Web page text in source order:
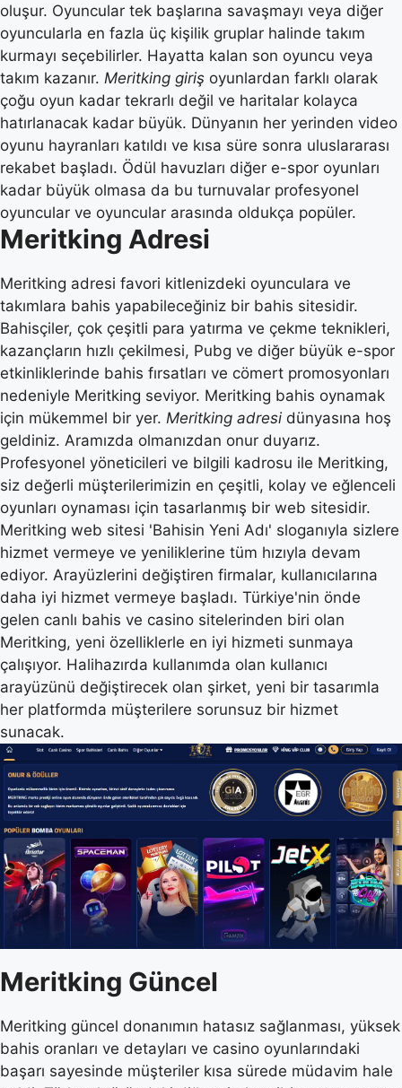
oluşur. Oyuncular tek başlarına savaşmayı veya diğer
oyuncularla en fazla üç kişilik gruplar halinde takım
kurmayı seçebilirler. Hayatta kalan son oyuncu veya
takım kazanır. Meritking giriş oyunlardan farklı olarak
çoğu oyun kadar tekrarlı değil ve haritalar kolayca
hatırlanacak kadar büyük. Dünyanın her yerinden video
oyunu hayranları katıldı ve kısa süre sonra uluslararası
rekabet başladı. Ödül havuzları diğer e-spor oyunları
kadar büyük olmasa da bu turnuvalar profesyonel
oyuncular ve oyuncular arasında oldukça popüler.
Meritking Adresi
Meritking adresi favori kitlenizdeki oyunculara ve
takımlara bahis yapabileceğiniz bir bahis sitesidir.
Bahisçiler, çok çeşitli para yatırma ve çekme teknikleri,
kazançların hızlı çekilmesi, Pubg ve diğer büyük e-spor
etkinliklerinde bahis fırsatları ve cömert promosyonları
nedeniyle Meritking seviyor. Meritking bahis oynamak
için mükemmel bir yer. Meritking adresi dünyasına hoş
geldiniz. Aramızda olmanızdan onur duyarız.
Profesyonel yöneticileri ve bilgili kadrosu ile Meritking,
siz değerli müşterilerimizin en çeşitli, kolay ve eğlenceli
oyunları oynaması için tasarlanmış bir web sitesidir.
Meritking web sitesi 'Bahisin Yeni Adı' sloganıyla sizlere
hizmet vermeye ve yeniliklerine tüm hızıyla devam
ediyor. Arayüzlerini değiştiren firmalar, kullanıcılarına
daha iyi hizmet vermeye başladı. Türkiye'nin önde
gelen canlı bahis ve casino sitelerinden biri olan
Meritking, yeni özelliklerle en iyi hizmeti sunmaya
çalışıyor. Halihazırda kullanımda olan kullanıcı
arayüzünü değiştirecek olan şirket, yeni bir tasarımla
her platformda müşterilere sorunsuz bir hizmet
sunacak.
Meritking Güncel
Meritking güncel donanımın hatasız sağlanması, yüksek
bahis oranları ve detayları ve casino oyunlarındaki
başarı sayesinde müşteriler kısa sürede müdavim hale